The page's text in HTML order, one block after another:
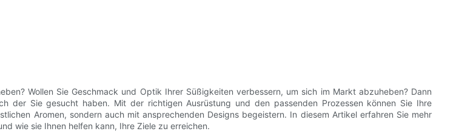
Wollen Sie Geschmack und Optik Ihrer Süßigkeiten verbessern, um sich im Markt abzuheben? Dann
der Sie gesucht haben. Mit der richtigen Ausrüstung und den passenden Prozessen können Sie Ihre
Aromen, sondern auch mit ansprechenden Designs begeistern. In diesem Artikel erfahren Sie mehr
wie sie Ihnen helfen kann, Ihre Ziele zu erreichen.